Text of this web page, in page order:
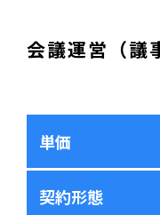
会議運営（議
単価
契約形態